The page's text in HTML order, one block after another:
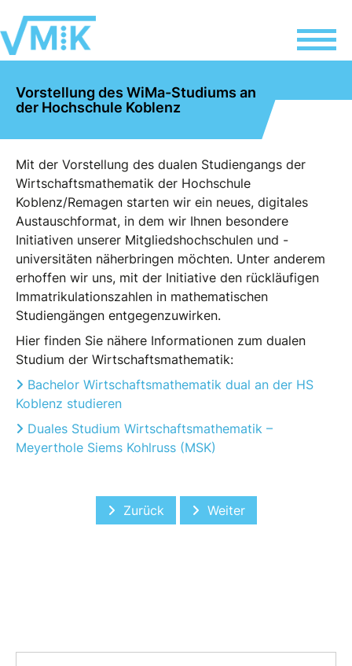
Vorstellung des WiMa-Studiums an
der Hochschule Koblenz
Mit der Vorstellung des dualen Studiengangs der
Wirtschaftsmathematik der Hochschule
Koblenz/Remagen starten wir ein neues, digitales
Austauschformat, in dem wir Ihnen besondere
Initiativen unserer Mitgliedshochschulen und -
universitäten näherbringen möchten. Unter anderem
erhoffen wir uns, mit der Initiative den rückläufigen
Immatrikulationszahlen in mathematischen
Studiengängen entgegenzuwirken.
Hier finden Sie nähere Informationen zum dualen
Studium der Wirtschaftsmathematik:
Bachelor Wirtschaftsmathematik dual an der HS
Koblenz studieren
Duales Studium Wirtschaftsmathematik –
Meyerthole Siems Kohlruss (MSK)
Vorheriger Beitrag: Cool Risks
Zurück Nächster Beitrag:
Weiter